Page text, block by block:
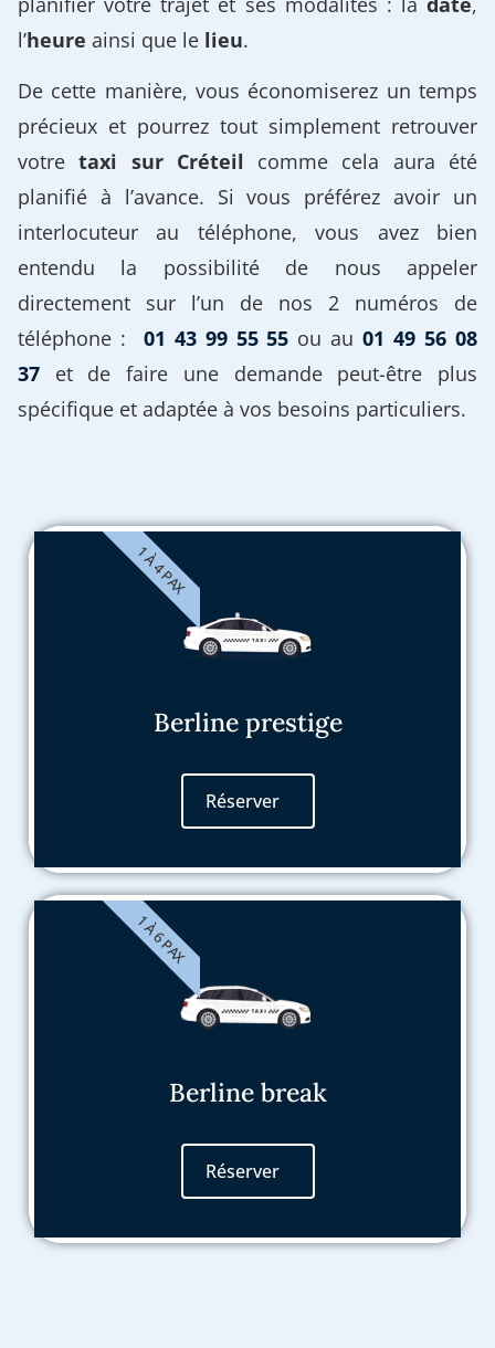
l’heure ainsi que le lieu.
De cette manière, vous économiserez un temps
précieux et pourrez tout simplement retrouver
votretaxi sur Créteil comme cela aura été
planifié à l’avance. Si vous préférez avoir un
interlocuteur au téléphone, vous avez bien
entendu la possibilité de nous appeler
directement sur l’un de nos 2 numéros de
téléphone : 01 43 99 55 55 ou au01 49 56 08
37 et de faire une demande peut-être plus
spécifique et adaptée à vos besoins particuliers.
Berline prestige
Réserver
1 À 4 PAX
Berline break
Réserver
1 À 6 PAX